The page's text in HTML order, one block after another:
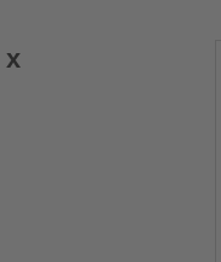
x